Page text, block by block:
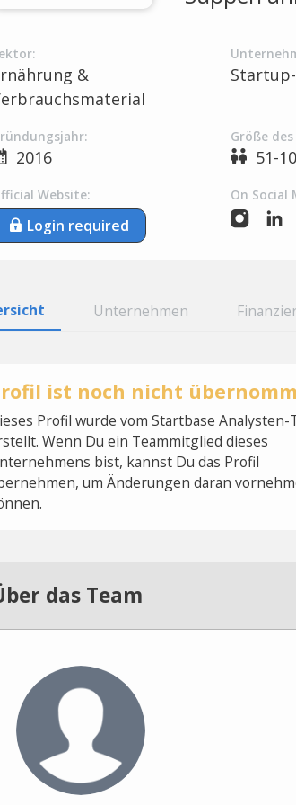
&
2016
Größe des
51-
Website:
Login required
On Social
Unternehmen
ist noch nicht
Profil wurde vom Startbase Analysten-
Wenn Du ein Teammitglied dieses
bist, kannst Du das Profil
um Änderungen daran
das Team